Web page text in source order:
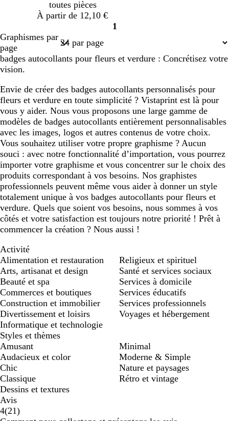
toutes pièces
À partir de 12,10 €
Page
1
Graphismes par
page
badges autocollants pour fleurs et verdure : Concrétisez votre
vision.
Envie de créer des badges autocollants personnalisés pour
fleurs et verdure en toute simplicité ? Vistaprint est là pour
vous y aider. Nous vous proposons une large gamme de
modèles de badges autocollants entièrement personnalisables
avec les images, logos et autres contenus de votre choix.
Vous souhaitez utiliser votre propre graphisme ? Aucun
souci : avec notre fonctionnalité d’importation, vous pourrez
importer votre graphisme et vous concentrer sur le choix des
produits correspondant à vos besoins. Nos graphistes
professionnels peuvent même vous aider à donner un style
totalement unique à vos badges autocollants pour fleurs et
verdure. Quels que soient vos besoins, nous sommes à vos
côtés et votre satisfaction est toujours notre priorité ! Prêt à
commencer la création ? Nous aussi !
Activité
Alimentation et restauration
Arts, artisanat et design
Beauté et spa
Commerces et boutiques
Construction et immobilier
Divertissement et loisirs
Informatique et technologie
Religieux et spirituel
Santé et services sociaux
Services à domicile
Services éducatifs
Services professionnels
Voyages et hébergement
Styles et thèmes
Amusant
Audacieux et color
Chic
Classique
Dessins et textures
Minimal
Moderne & Simple
Nature et paysages
Rétro et vintage
Avis
4(2121
)